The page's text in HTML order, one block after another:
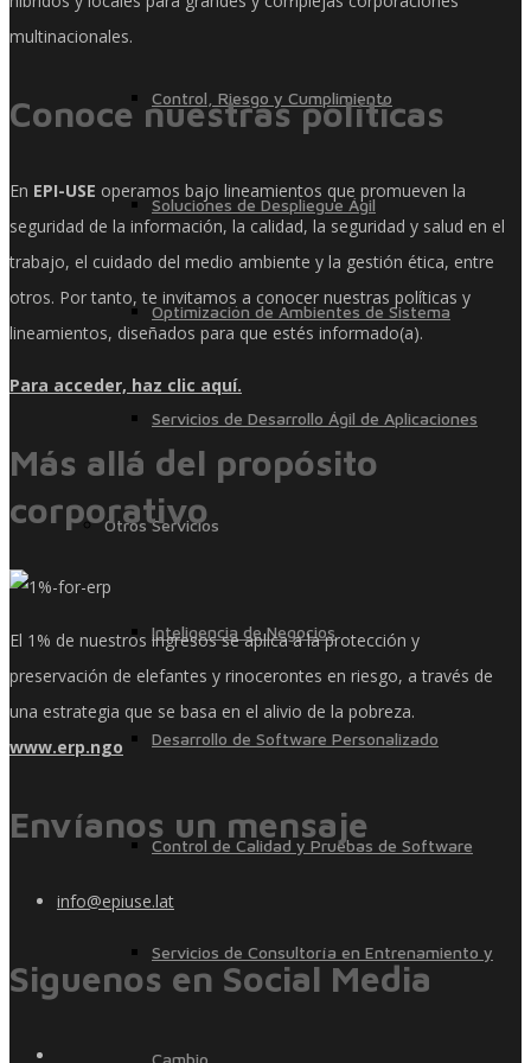
Control, Riesgo y Cumplimiento
Soluciones de Despliegue Ágil
Optimización de Ambientes de Sistema
Servicios de Desarrollo Ágil de Aplicaciones
Otros Servicios
Inteligencia de Negocios
Desarrollo de Software Personalizado
Control de Calidad y Pruebas de Software
Servicios de Consultoría en Entrenamiento y
Cambio
multinacionales.
Conoce nuestras políticas
En EPI-USE operamos bajo lineamientos que promueven la
seguridad de la información, la calidad, la seguridad y salud en el
trabajo, el cuidado del medio ambiente y la gestión ética, entre
otros. Por tanto, te invitamos a conocer nuestras políticas y
lineamientos, diseñados para que estés informado(a).
Para acceder, haz clic aquí.
Más allá del propósito
corporativo
El 1% de nuestros ingresos se aplica a la protección y
preservación de elefantes y rinocerontes en riesgo, a través de
una estrategia que se basa en el alivio de la pobreza.
www.erp.ngo
Envíanos un mensaje
info@epiuse.lat
Siguenos en Social Media